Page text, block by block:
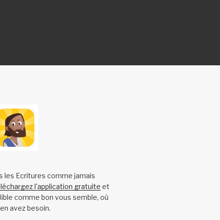
les Ecritures comme jamais
l'application gratuite et
comme bon vous semble, où
avez besoin.